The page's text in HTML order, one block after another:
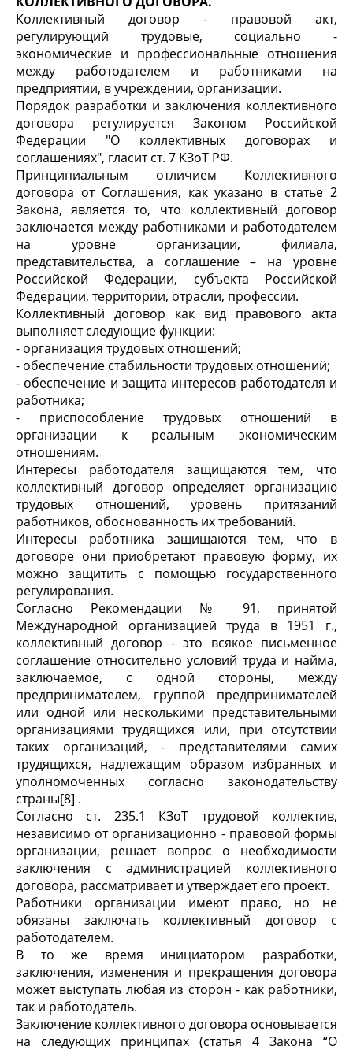
Коллективный договор - правовой акт,
регулирующий трудовые, социально -
экономические и профессиональные отношения
между работодателем и работниками на
предприятии, в учреждении, организации.
Порядок разработки и заключения коллективного
договора регулируется Законом Российской
Федерации "О коллективных договорах и
соглашениях", гласит ст. 7 КЗоТ РФ.
Принципиальным отличием Коллективного
договора от Соглашения, как указано в статье 2
Закона, является то, что коллективный договор
заключается между работниками и работодателем
на уровне организации, филиала,
представительства, а соглашение – на уровне
Российской Федерации, субъекта Российской
Федерации, территории, отрасли, профессии.
Коллективный договор как вид правового акта
выполняет следующие функции:
- организация трудовых отношений;
- обеспечение стабильности трудовых отношений;
- обеспечение и защита интересов работодателя и
работника;
- приспособление трудовых отношений в
организации к реальным экономическим
отношениям.
Интересы работодателя защищаются тем, что
коллективный договор определяет организацию
трудовых отношений, уровень притязаний
работников, обоснованность их требований.
Интересы работника защищаются тем, что в
договоре они приобретают правовую форму, их
можно защитить с помощью государственного
регулирования.
Согласно Рекомендации № 91, принятой
Международной организацией труда в 1951 г.,
коллективный договор - это всякое письменное
соглашение относительно условий труда и найма,
заключаемое, с одной стороны, между
предпринимателем, группой предпринимателей
или одной или несколькими представительными
организациями трудящихся или, при отсутствии
таких организаций, - представителями самих
трудящихся, надлежащим образом избранных и
уполномоченных согласно законодательству
страны[8] .
Согласно ст. 235.1 КЗоТ трудовой коллектив,
независимо от организационно - правовой формы
организации, решает вопрос о необходимости
заключения с администрацией коллективного
договора, рассматривает и утверждает его проект.
Работники организации имеют право, но не
обязаны заключать коллективный договор с
работодателем.
В то же время инициатором разработки,
заключения, изменения и прекращения договора
может выступать любая из сторон - как работники,
так и работодатель.
Заключение коллективного договора основывается
на следующих принципах (статья 4 Закона “О